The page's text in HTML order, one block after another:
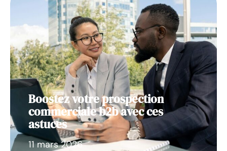
Boostez votre prospection
commerciale b2b avec ces
astuces
11 mars 2026